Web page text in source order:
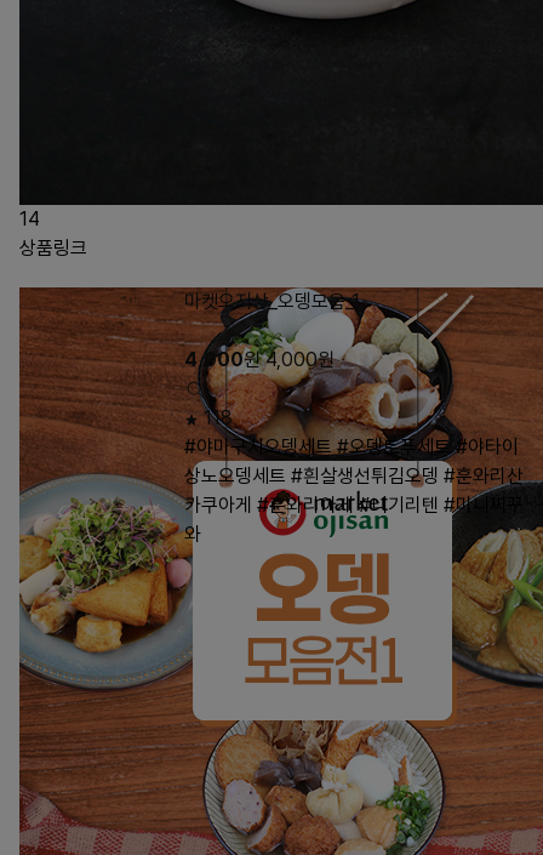
14
상품링크
마켓오지상_오뎅모음_1
4,000원 4,000원
118
#야마구치오뎅세트 #오뎅토푸세트 #야타이
상노오뎅세트 #흰살생선튀김오뎅 #훈와리산
카쿠아게 #훈와리아게 #니기리텐 #미니찌꾸
와